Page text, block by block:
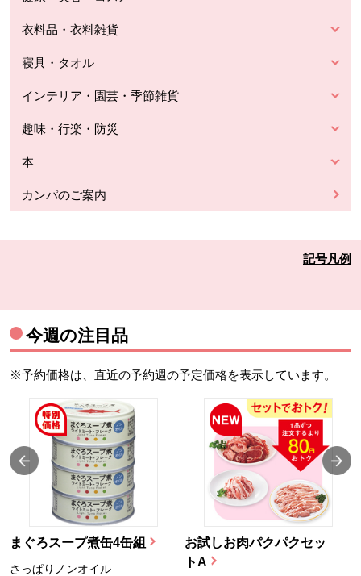
衣料品・衣料雑貨
寝具・タオル
インテリア・園芸・季節雑貨
趣味・行楽・防災
本
カンパのご案内
記号凡例
今週の注目品
※予約価格は、直近の予約週の予定価格を表示しています。
まぐろスープ煮缶4缶組
さっぱりノンオイル
お試しお肉パクパクセッ
トA